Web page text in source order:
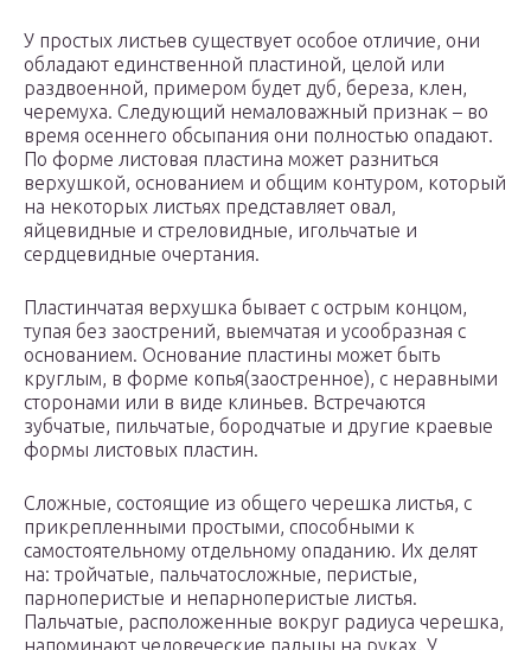
У простых листьев существует особое отличие, они
обладают единственной пластиной, целой или
раздвоенной, примером будет дуб, береза, клен,
черемуха. Следующий немаловажный признак – во
время осеннего обсыпания они полностью опадают.
По форме листовая пластина может разниться
верхушкой, основанием и общим контуром, который
на некоторых листьях представляет овал,
яйцевидные и стреловидные, игольчатые и
сердцевидные очертания.
Пластинчатая верхушка бывает с острым концом,
тупая без заострений, выемчатая и усообразная с
основанием. Основание пластины может быть
круглым, в форме копья(заостренное), с неравными
сторонами или в виде клиньев. Встречаются
зубчатые, пильчатые, бородчатые и другие краевые
формы листовых пластин.
Сложные, состоящие из общего черешка листья, с
прикрепленными простыми, способными к
самостоятельному отдельному опаданию. Их делят
на: тройчатые, пальчатосложные, перистые,
парноперистые и непарноперистые листья.
Пальчатые, расположенные вокруг радиуса черешка,
напоминают человеческие пальцы на руках. У